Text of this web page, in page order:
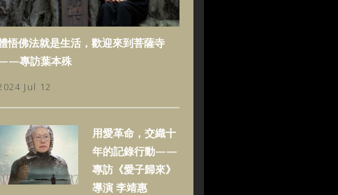
悟佛法就是生活，歡迎來到菩薩寺
專訪葉本殊
Jul 12
用愛革命，交織十
年的記錄行動——
專訪《愛子歸來》
導演 李靖惠